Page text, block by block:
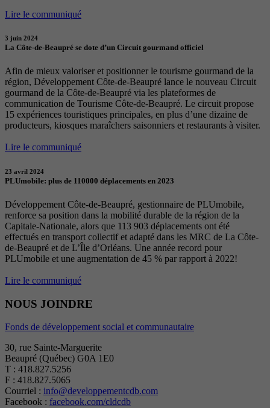
Lire le communiqué
3 juin 2024
La Côte-de-Beaupré se dote d’un Circuit gourmand officiel
Afin de mieux valoriser et positionner le tourisme gourmand de la
région, Développement Côte-de-Beaupré lance le nouveau Circuit
gourmand de la Côte-de-Beaupré via les plateformes de
communication de Tourisme Côte-de-Beaupré. Le circuit propose
15 expériences touristiques principales, en plus d’une dizaine de
producteurs, kiosques maraîchers saisonniers et restaurants à visiter.
Lire le communiqué
23 avril 2024
PLUmobile: plus de 110000 déplacements en 2023
Développement Côte-de-Beaupré, gestionnaire de PLUmobile,
renforce sa position dans la mobilité durable de la région de la
Capitale-Nationale, alors que 113 903 déplacements ont été
effectués en transport collectif et adapté dans les MRC de La Côte-
de-Beaupré et de L’Île d’Orléans. Une année record pour
PLUmobile et une augmentation de 45 % par rapport à 2022!
Lire le communiqué
NOUS JOINDRE
Fonds de développement social et communautaire
30, rue Sainte-Marguerite
Beaupré (Québec) G0A 1E0
T : 418.827.5256
F : 418.827.5065
Courriel : info@developpementcdb.com
Facebook : facebook.com/cldcdb